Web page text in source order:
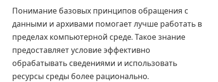
Понимание базовых принципов обращения с
данными и архивами помогает лучше работать в
пределах компьютерной среде. Такое знание
предоставляет условие эффективно
обрабатывать сведениями и использовать
ресурсы среды более рационально.